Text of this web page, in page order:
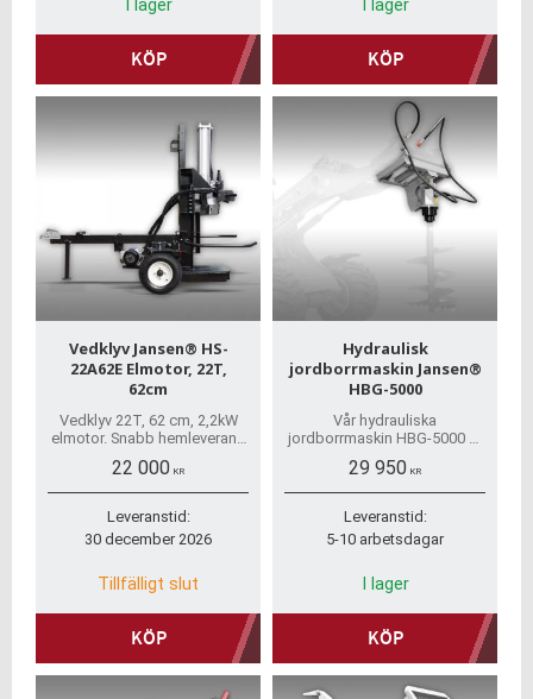
I lager
KÖP
I lager
KÖP
Vedklyv Jansen® HS-
22A62E Elmotor, 22T,
62cm
Vedklyv 22T, 62 cm, 2,2kW
elmotor. Snabb hemleverans
erbjuder även reservdelar
och har de flesta i lager.
22 000 KR
Leveranstid:
30 december 2026
Tillfälligt slut
KÖP
Hydraulisk
jordborrmaskin Jansen®
HBG-5000
Vår hydrauliska
jordborrmaskin HBG-5000 är
ledad lastare eller traktorer
med frontlastare.
29 950 KR
Leveranstid:
5-10 arbetsdagar
I lager
KÖP